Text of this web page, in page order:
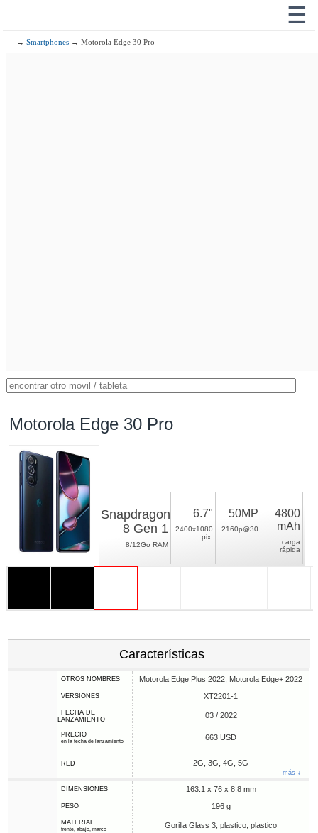
☰
→Smartphones → Motorola Edge 30 Pro
Motorola Edge 30 Pro
Snapdragon
8 Gen 1
8/12Go RAM
6.7"
2400x1080
pix.
50MP
2160p@30
4800
mAh
carga
rápida
Características
OTROS NOMBRES Motorola Edge Plus 2022, Motorola Edge+ 2022
VERSIONES XT2201-1
FECHA DE
LANZAMIENTO
03 / 2022
PRECIO
en la fecha de lanzamiento 663 USD
RED 2G, 3G, 4G, 5G
más ↓
DIMENSIONES 163.1 x 76 x 8.8 mm
PESO 196 g
MATERIAL
frente, abajo, marco Gorilla Glass 3, plastico, plastico